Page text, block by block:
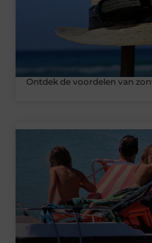
Ontdek de voordelen van